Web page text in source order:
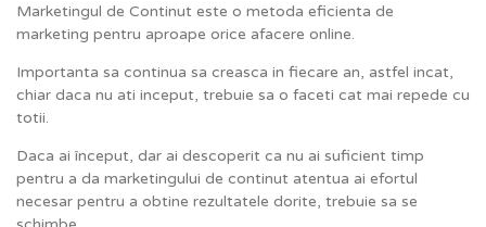
Marketingul de Continut este o metoda eficienta de
marketing pentru aproape orice afacere online.
Importanta sa continua sa creasca in fiecare an, astfel incat,
chiar daca nu ati inceput, trebuie sa o faceti cat mai repede cu
totii.
Daca ai început, dar ai descoperit ca nu ai suficient timp
pentru a da marketingului de continut atentua ai efortul
necesar pentru a obtine rezultatele dorite, trebuie sa se